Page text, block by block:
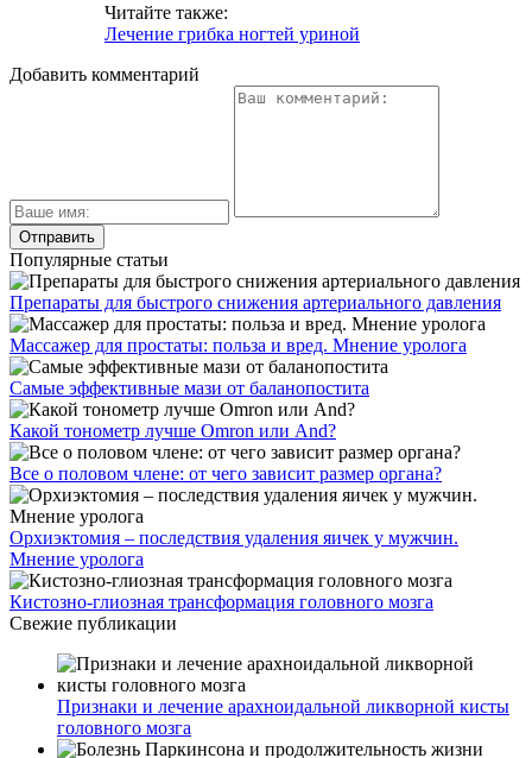
Читайте также:
Лечение грибка ногтей уриной
Добавить комментарий
Популярные статьи
Препараты для быстрого снижения артериального давления
Массажер для простаты: польза и вред. Мнение уролога
Самые эффективные мази от баланопостита
Какой тонометр лучше Omron или And?
Все о половом члене: от чего зависит размер органа?
Орхиэктомия – последствия удаления яичек у мужчин.
Мнение уролога
Кистозно-глиозная трансформация головного мозга
Свежие публикации
Признаки и лечение арахноидальной ликворной кисты
головного мозга